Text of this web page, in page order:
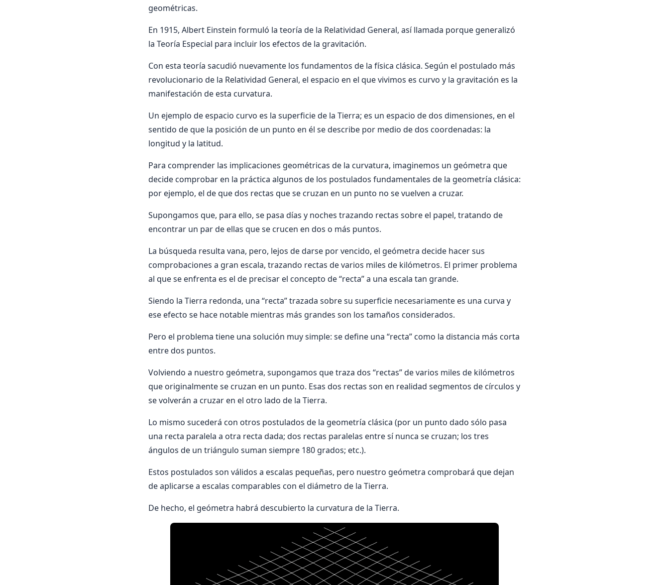
geométricas.
En 1915, Albert Einstein formuló la teoría de la Relatividad General, así llamada porque generalizó
la Teoría Especial para incluir los efectos de la gravitación.
Con esta teoría sacudió nuevamente los fundamentos de la física clásica. Según el postulado más
revolucionario de la Relatividad General, el espacio en el que vivimos es curvo y la gravitación es la
manifestación de esta curvatura.
Un ejemplo de espacio curvo es la superficie de la Tierra; es un espacio de dos dimensiones, en el
sentido de que la posición de un punto en él se describe por medio de dos coordenadas: la
longitud y la latitud.
Para comprender las implicaciones geométricas de la curvatura, imaginemos un geómetra que
decide comprobar en la práctica algunos de los postulados fundamentales de la geometría clásica:
por ejemplo, el de que dos rectas que se cruzan en un punto no se vuelven a cruzar.
Supongamos que, para ello, se pasa días y noches trazando rectas sobre el papel, tratando de
encontrar un par de ellas que se crucen en dos o más puntos.
La búsqueda resulta vana, pero, lejos de darse por vencido, el geómetra decide hacer sus
comprobaciones a gran escala, trazando rectas de varios miles de kilómetros. El primer problema
al que se enfrenta es el de precisar el concepto de “recta” a una escala tan grande.
Siendo la Tierra redonda, una “recta” trazada sobre su superficie necesariamente es una curva y
ese efecto se hace notable mientras más grandes son los tamaños considerados.
Pero el problema tiene una solución muy simple: se define una “recta” como la distancia más corta
entre dos puntos.
Volviendo a nuestro geómetra, supongamos que traza dos “rectas” de varios miles de kilómetros
que originalmente se cruzan en un punto. Esas dos rectas son en realidad segmentos de círculos y
se volverán a cruzar en el otro lado de la Tierra.
Lo mismo sucederá con otros postulados de la geometría clásica (por un punto dado sólo pasa
una recta paralela a otra recta dada; dos rectas paralelas entre sí nunca se cruzan; los tres
ángulos de un triángulo suman siempre 180 grados; etc.).
Estos postulados son válidos a escalas pequeñas, pero nuestro geómetra comprobará que dejan
de aplicarse a escalas comparables con el diámetro de la Tierra.
De hecho, el geómetra habrá descubierto la curvatura de la Tierra.